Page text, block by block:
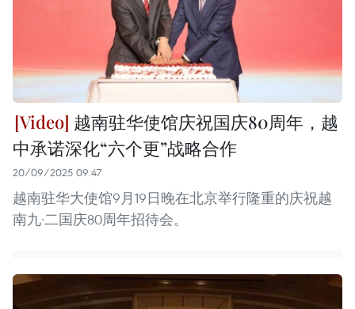
越南驻华使馆庆祝国庆80周年，越
中承诺深化“六个更”战略合作
20/09/2025 09:47
越南驻华大使馆9月19日晚在北京举行隆重的庆祝越
南九·二国庆80周年招待会。